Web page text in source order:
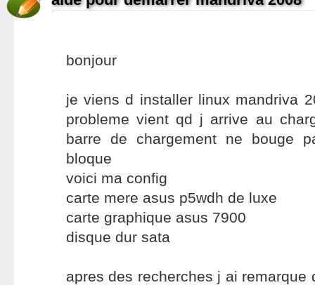
bonjour
je viens d installer linux mandriva
probleme vient qd j arrive au
barre de chargement ne bouge
bloque
voici ma config
carte mere asus p5wdh de luxe
carte graphique asus 7900
disque dur sata
apres des recherches j ai remarque